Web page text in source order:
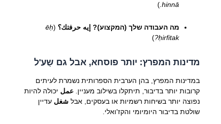
hinnā.
)
מה העבודה שלך (המקצוע)? إيه حرفتك؟ (
ēḥ
ḥirfitak?
)
מדינות המפרץ: יותר פוסחא, אבל גם שֻע'ל
במדינות המפרץ, בהן הערבית הספרותית נשמרת לעיתים
קרובות יותר בדיבור, תיתקלו בשילוב מעניין. عمل יכולה להיות
נפוצה יותר בשיחות רשמיות או בעסקים, אבל شغل עדיין
שולטת בדיבור היומיומי והקז'ואלי.